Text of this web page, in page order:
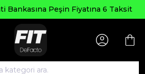
Bankasına Peşin Fiyatına 6 Taksit